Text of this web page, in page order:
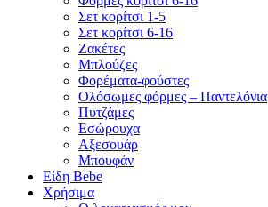
Σετ κορίτσι 1-5
Σετ κορίτσι 6-16
Ζακέτες
Μπλούζες
Φορέματα-φούστες
Ολόσωμες φόρμες – Παντελόνια
Πυτζάμες
Εσώρουχα
Αξεσουάρ
Μπουφάν
Είδη Bebe
Χρήσιμα